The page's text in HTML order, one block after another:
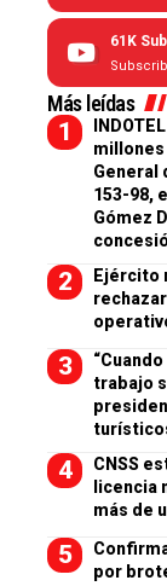
61K
Más leídas
millones
General
153-98,
Gómez
Ejército
trabajo
CNSS
licencia
más de
por